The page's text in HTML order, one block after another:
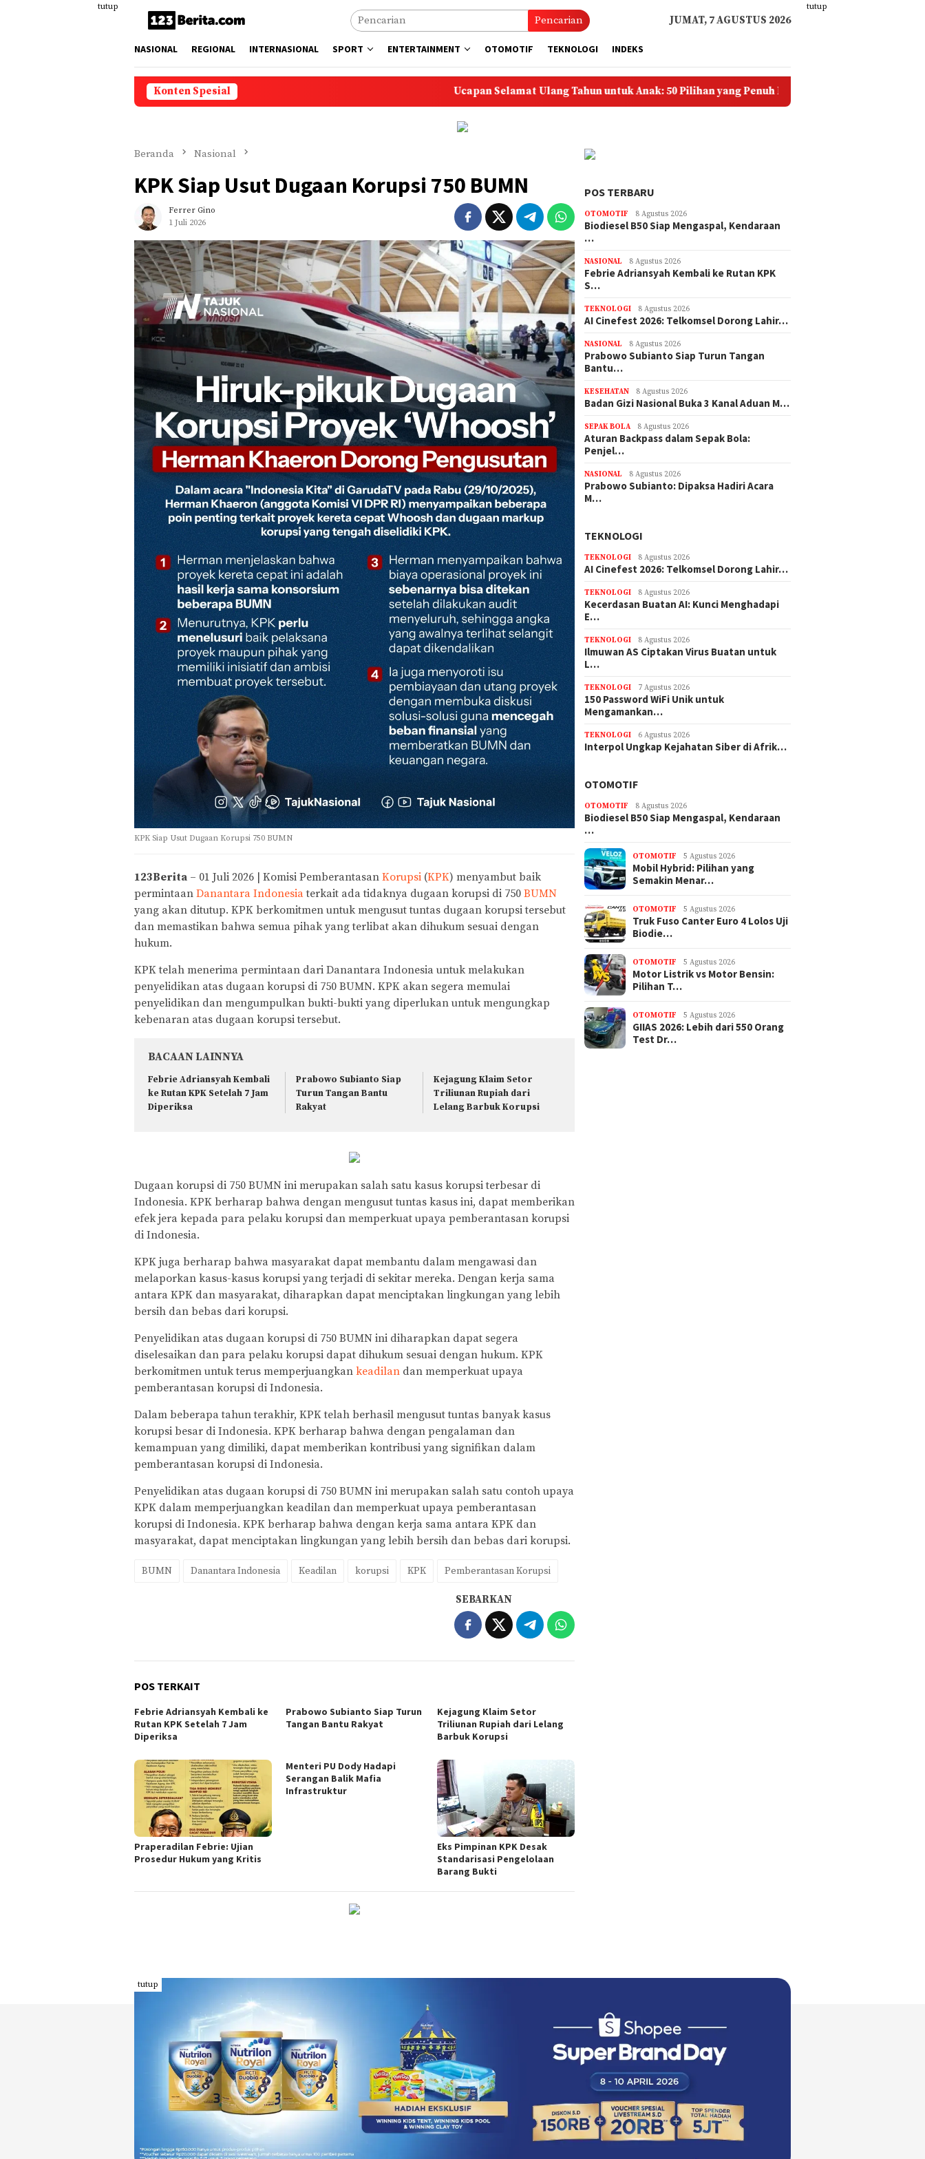
tutup tutup
Pencarian JUMAT, 7 AGUSTUS 2026
NASIONAL REGIONAL INTERNASIONAL SPORT ENTERTAINMENT OTOMOTIF TEKNOLOGI INDEKS
Konten Spesial Ucapan Selamat Ulang Tahun untuk Anak: 50 Pilihan yang Penuh Doa dan Kasih Sayang
Beranda Nasional
KPK Siap Usut Dugaan Korupsi 750 BUMN
Ferrer Gino
1 Juli 2026
KPK Siap Usut Dugaan Korupsi 750 BUMN
123Berita – 01 Juli 2026 | Komisi Pemberantasan Korupsi (KPK) menyambut baik
permintaan Danantara Indonesiaterkait ada tidaknya dugaan korupsi di 750 BUMN
yang akan ditutup. KPK berkomitmen untuk mengusut tuntas dugaan korupsi tersebut
dan memastikan bahwa semua pihak yang terlibat akan dihukum sesuai dengan
hukum.
KPK telah menerima permintaan dari Danantara Indonesia untuk melakukan
penyelidikan atas dugaan korupsi di 750 BUMN. KPK akan segera memulai
penyelidikan dan mengumpulkan bukti-bukti yang diperlukan untuk mengungkap
kebenaran atas dugaan korupsi tersebut.
BACAAN LAINNYA
Febrie Adriansyah Kembali
ke Rutan KPK Setelah 7 Jam
Diperiksa
Prabowo Subianto Siap
Turun Tangan Bantu
Rakyat
Kejagung Klaim Setor
Triliunan Rupiah dari
Lelang Barbuk Korupsi
Dugaan korupsi di 750 BUMN ini merupakan salah satu kasus korupsi terbesar di
Indonesia. KPK berharap bahwa dengan mengusut tuntas kasus ini, dapat memberikan
efek jera kepada para pelaku korupsi dan memperkuat upaya pemberantasan korupsi
di Indonesia.
KPK juga berharap bahwa masyarakat dapat membantu dalam mengawasi dan
melaporkan kasus-kasus korupsi yang terjadi di sekitar mereka. Dengan kerja sama
antara KPK dan masyarakat, diharapkan dapat menciptakan lingkungan yang lebih
bersih dan bebas dari korupsi.
Penyelidikan atas dugaan korupsi di 750 BUMN ini diharapkan dapat segera
diselesaikan dan para pelaku korupsi dapat dihukum sesuai dengan hukum. KPK
berkomitmen untuk terus memperjuangkan keadilan dan memperkuat upaya
pemberantasan korupsi di Indonesia.
Dalam beberapa tahun terakhir, KPK telah berhasil mengusut tuntas banyak kasus
korupsi besar di Indonesia. KPK berharap bahwa dengan pengalaman dan
kemampuan yang dimiliki, dapat memberikan kontribusi yang signifikan dalam
pemberantasan korupsi di Indonesia.
Penyelidikan atas dugaan korupsi di 750 BUMN ini merupakan salah satu contoh upaya
KPK dalam memperjuangkan keadilan dan memperkuat upaya pemberantasan
korupsi di Indonesia. KPK berharap bahwa dengan kerja sama antara KPK dan
masyarakat, dapat menciptakan lingkungan yang lebih bersih dan bebas dari korupsi.
BUMN Danantara Indonesia Keadilan korupsi KPK Pemberantasan Korupsi
SEBARKAN
POS TERKAIT
Febrie Adriansyah Kembali ke
Rutan KPK Setelah 7 Jam
Diperiksa
Prabowo Subianto Siap Turun
Tangan Bantu Rakyat
Kejagung Klaim Setor
Triliunan Rupiah dari Lelang
Barbuk Korupsi
Praperadilan Febrie: Ujian
Prosedur Hukum yang Kritis
Menteri PU Dody Hadapi
Serangan Balik Mafia
Infrastruktur
Eks Pimpinan KPK Desak
Standarisasi Pengelolaan
Barang Bukti
POS TERBARU
OTOMOTIF 8 Agustus 2026
Biodiesel B50 Siap Mengaspal, Kendaraan
…
NASIONAL 8 Agustus 2026
Febrie Adriansyah Kembali ke Rutan KPK
S…
TEKNOLOGI 8 Agustus 2026
AI Cinefest 2026: Telkomsel Dorong Lahir…
NASIONAL 8 Agustus 2026
Prabowo Subianto Siap Turun Tangan
Bantu…
KESEHATAN 8 Agustus 2026
Badan Gizi Nasional Buka 3 Kanal Aduan M…
SEPAK BOLA 8 Agustus 2026
Aturan Backpass dalam Sepak Bola:
Penjel…
NASIONAL 8 Agustus 2026
Prabowo Subianto: Dipaksa Hadiri Acara
M…
TEKNOLOGI
TEKNOLOGI 8 Agustus 2026
AI Cinefest 2026: Telkomsel Dorong Lahir…
TEKNOLOGI 8 Agustus 2026
Kecerdasan Buatan AI: Kunci Menghadapi
E…
TEKNOLOGI 8 Agustus 2026
Ilmuwan AS Ciptakan Virus Buatan untuk
L…
TEKNOLOGI 7 Agustus 2026
150 Password WiFi Unik untuk
Mengamankan…
TEKNOLOGI 6 Agustus 2026
Interpol Ungkap Kejahatan Siber di Afrik…
OTOMOTIF
OTOMOTIF 8 Agustus 2026
Biodiesel B50 Siap Mengaspal, Kendaraan
…
OTOMOTIF 5 Agustus 2026
Mobil Hybrid: Pilihan yang
Semakin Menar…
OTOMOTIF 5 Agustus 2026
Truk Fuso Canter Euro 4 Lolos Uji
Biodie…
OTOMOTIF 5 Agustus 2026
Motor Listrik vs Motor Bensin:
Pilihan T…
OTOMOTIF 5 Agustus 2026
GIIAS 2026: Lebih dari 550 Orang
Test Dr…
KODE ETIK
DISCLAIMER
PEDOMAN MEDIA
REDAKSI TENTANG KAMI
PRIVACY POLICY
tutup